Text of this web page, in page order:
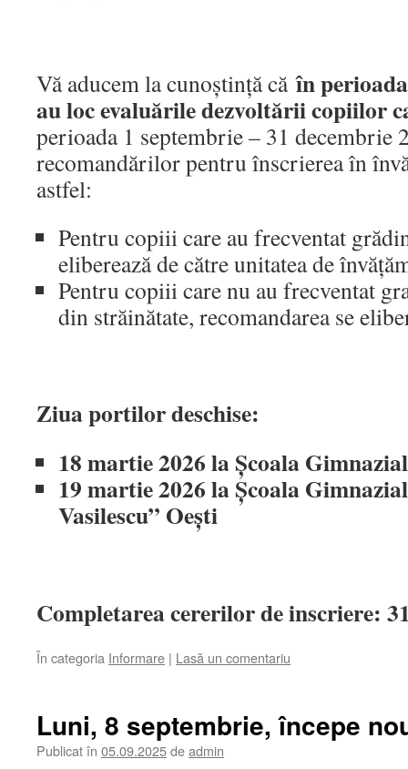
Vă aducem la cunoștință căîn
au loc evaluările dezvoltării copiilor
perioada 1 septembrie – 31 decembrie
recomandărilor pentru înscrierea în
astfel:
Pentru copiii care au frecventat
eliberează de către unitatea de
Pentru copiii care nu au frecventat
din străinătate, recomandarea se
Ziua portilor deschise:
18 martie 2026 la Școala
19 martie 2026 la Școala
Vasilescu” Oești
Completarea cererilor de inscriere:
În categoria Informare | Lasă un comentariu
Luni, 8 septembrie, începe
Publicat în 05.09.2025deadmin